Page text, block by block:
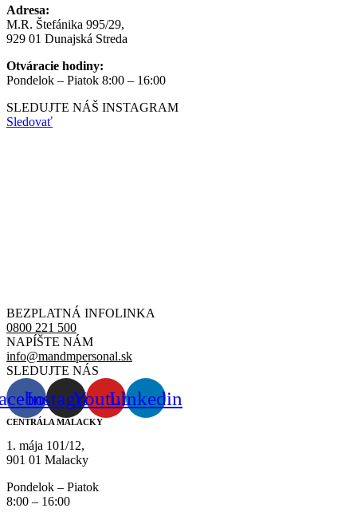
Adresa:
M.R. Štefánika 995/29,
929 01 Dunajská Streda
Otváracie hodiny:
Pondelok – Piatok 8:00 – 16:00
SLEDUJTE NÁŠ INSTAGRAM
Sledovať
BEZPLATNÁ INFOLINKA
0800 221 500
NAPÍŠTE NÁM
info@mandmpersonal.sk
SLEDUJTE NÁS
InstagramYoutubeLinkedin
CENTRÁLA MALACKY
1. mája 101/12,
901 01 Malacky
Pondelok – Piatok
8:00 – 16:00